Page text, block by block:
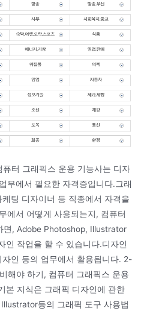
터 그래픽스 운용 기능사는 디자
무에서 필요한 자격증입니다.그래
팅 디자이너 등 직종에서 자격을
에서 어떻게 사용되는지, 컴퓨터
면, Adobe Photoshop, Illustrator
인 작업을 할 수 있습니다.디자인
인 등의 업무에서 활용됩니다. 2-
해야 하기, 컴퓨터 그래픽스 운용
본 지식은 그래픽 디자인에 관한
등의 그래픽 도구 사용법